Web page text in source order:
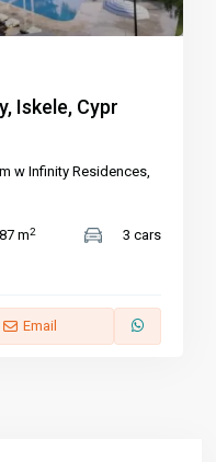
Iskele, Cypr
w Infinity Residences,
87 m2
3 cars
Email